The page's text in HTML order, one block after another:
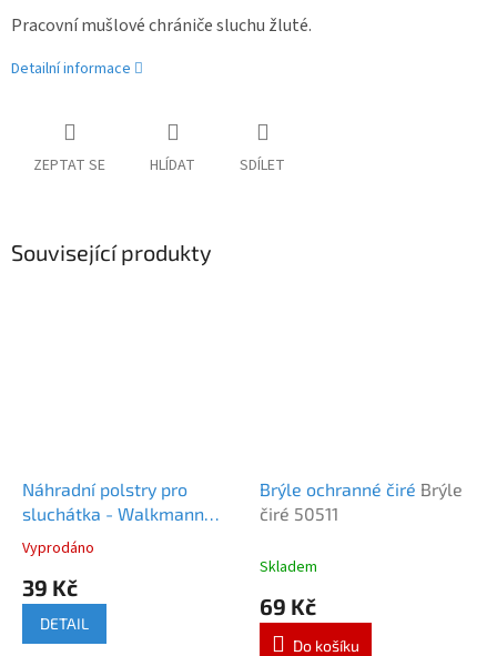
Pracovní mušlové chrániče sluchu žluté.
Detailní informace
ZEPTAT SE HLÍDAT SDÍLET
Související produkty
Náhradní polstry pro
sluchátka - Walkmann
Náhradní polstry
walkmann
Průměrné
produktu
5,0
Vyprodáno
39 Kč
DETAIL
Brýle ochranné čiré Brýle
čiré 50511
Skladem
69 Kč
Do košíku